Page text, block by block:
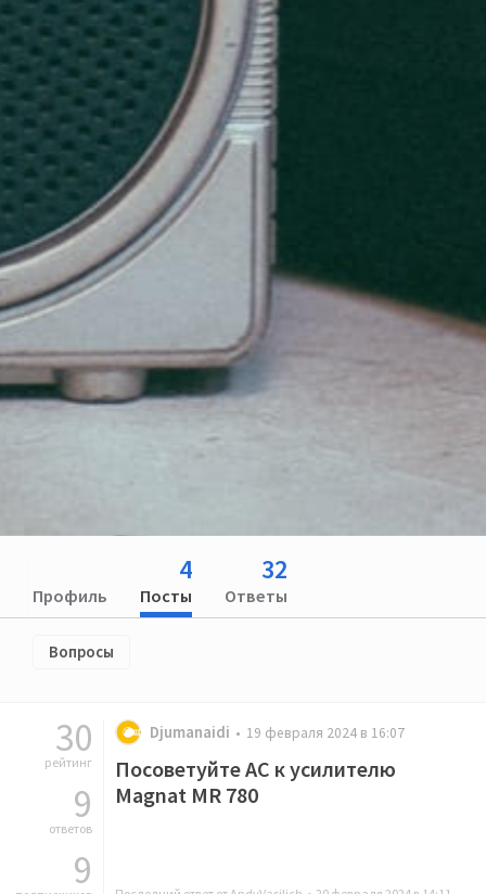
Профиль
4
Посты
32
Ответы
Вопросы
30
рейтинг
9
ответов
9
Djumanaidi 19 февраля 2024 в 16:07
Посоветуйте АС к усилителю
Magnat MR 780